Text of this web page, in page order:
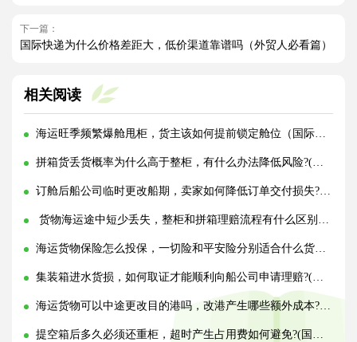
下一篇：
国际快递为什么价格差距大，低价渠道靠谱吗（外贸人必看篇）
相关阅读
海运旺季频繁爆舱甩柜，货主该如何提前锁定舱位（国际海运干货知识分享）
拼箱货丢货概率为什么高于整柜，有什么办法降低风险?(国际海运干货知识分享)
订舱后船公司临时更改船期，卖家如何降低订单交付损失?(国际海运干货知识分享)
货物海运途中短少丢失，整柜和拼箱理赔流程有什么区别?(国际海运干货知识分享)
海运货物保险怎么投保，一切险和平安险分别适合什么货物?(国际海运干货知识分享)
集装箱进水货损，如何取证才能顺利向船公司申请理赔?(国际海运干货知识分享)
海运货物可以中途更改目的港吗，改港产生哪些额外成本?(国际海运干货知识分享)
提空箱后多久必须还重柜，超时产生占用费如何避免?(国际海运干货知识分享)